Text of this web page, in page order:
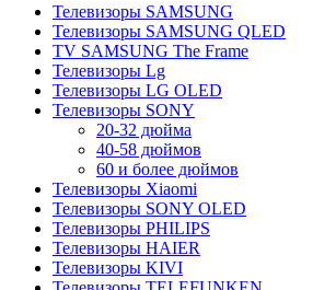
Телевизоры SAMSUNG
Телевизоры SAMSUNG QLED
TV SAMSUNG The Frame
Телевизоры Lg
Телевизоры LG OLED
Телевизоры SONY
20-32 дюйма
40-58 дюймов
60 и более дюймов
Телевизоры Xiaomi
Телевизоры SONY OLED
Телевизоры PHILIPS
Телевизоры HAIER
Телевизоры KIVI